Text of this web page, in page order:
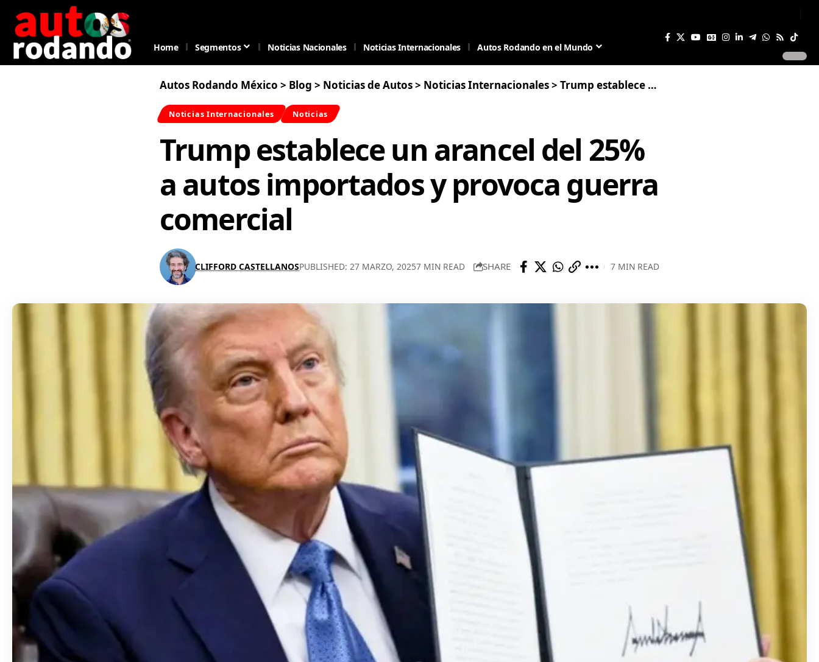
Home Segmentos Noticias Nacionales Noticias Internacionales Autos Rodando en el Mundo
Autos Rodando México > Blog > Noticias de Autos> Noticias Internacionales> Trump establece un arancel del 25% a autos importados y provoca guerra comercial
Noticias Internacionales Noticias
Trump establece un arancel del 25%
a autos importados y provoca guerra
comercial
CLIFFORD CASTELLANOSPUBLISHED: 27 MARZO, 20257 MIN READ SHARE 7 MIN READ